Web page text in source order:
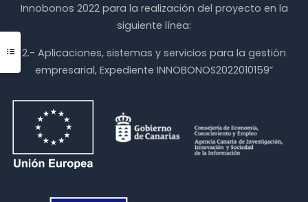
Innobonos 2022 para la realización del proyecto en la
siguiente línea:
2.- Aplicaciones, sistemas y servicios para la gestión
empresarial, Expediente INNOBONOS2022010159”